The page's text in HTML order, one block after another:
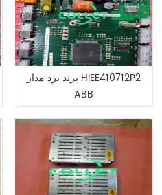
برند برد مدار HIEE410712P2
ABB